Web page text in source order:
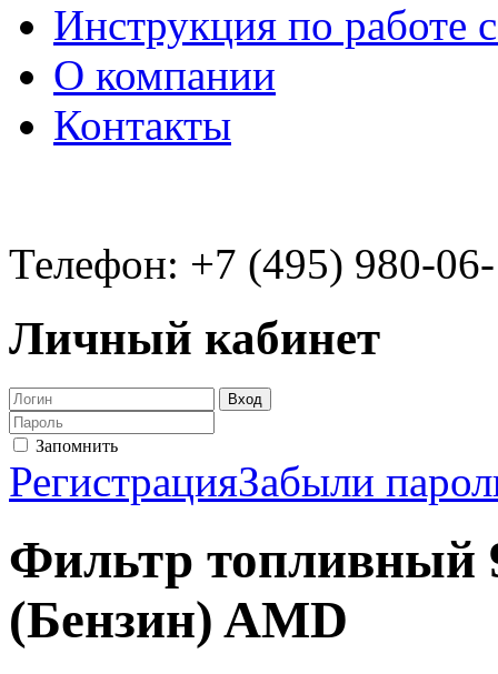
Инструкция по работе
О компании
Контакты
Телефон: +7 (495) 980-
Личный кабинет
Запомнить
РегистрацияЗабыли
Фильтр топливный
(Бензин) AMD